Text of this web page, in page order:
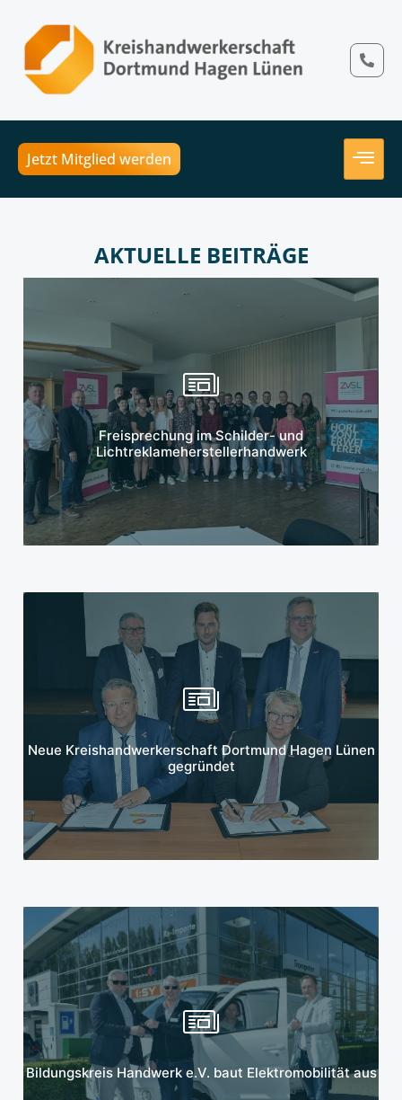
Jetzt Mitglied werden
AKTUELLE BEITRÄGE
Freisprechung im Schilder- und
Lichtreklameherstellerhandwerk
Mehr erfahren
Neue Kreishandwerkerschaft Dortmund Hagen Lünen
gegründet
Mehr erfahren
Bildungskreis Handwerk e.V. baut Elektromobilität aus
Mehr erfahren